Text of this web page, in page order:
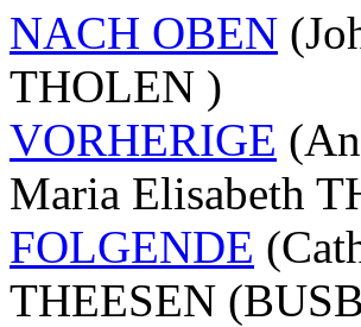
NACH OBEN
THOLEN )
VORHERIGE
Maria Elisabeth
FOLGENDE
THEESEN